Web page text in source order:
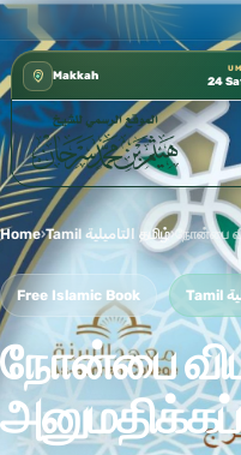
كتب الشيخ هيثم سرحان حفظه الله متوفرة مجانًا في
Makkah 24
Home› Tamil التاميلية தமிழ்›நோன்பை
Free Islamic Book
நோன்பை